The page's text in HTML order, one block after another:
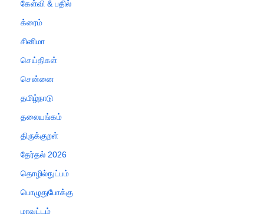
கேள்வி & பதில்
க்ரைம்
சினிமா
செய்திகள்
சென்னை
தமிழ்நாடு
தலையங்கம்
திருக்குறள்
தேர்தல் 2026
தொழில்நுட்பம்
பொழுதுபோக்கு
மாவட்டம்